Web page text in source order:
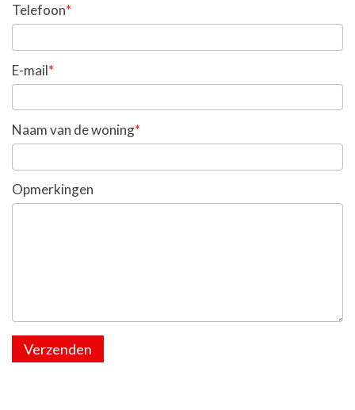
Telefoon*
E-mail*
Naam van de woning*
Opmerkingen
Verzenden